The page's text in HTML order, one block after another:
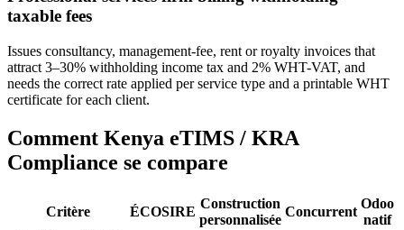
taxable fees
Issues consultancy, management-fee, rent or royalty invoices that
attract 3–30% withholding income tax and 2% WHT-VAT, and
needs the correct rate applied per service type and a printable WHT
certificate for each client.
Comment Kenya eTIMS / KRA
Compliance se compare
Critère ÉCOSIRE
Construction
personnalisée
Concurrent
Odoo
natif